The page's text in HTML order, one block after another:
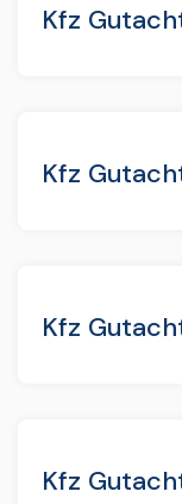
Kfz
Kfz
Kfz
Kfz